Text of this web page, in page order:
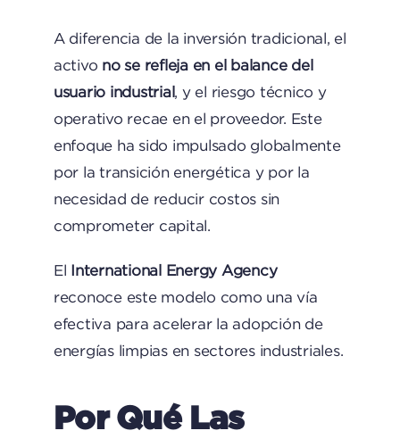
A diferencia de la inversión tradicional, el
activo no se refleja en el balance del
usuario industrial , y el riesgo técnico y
operativo recae en el proveedor. Este
enfoque ha sido impulsado globalmente
por la transición energética y por la
necesidad de reducir costos sin
comprometer capital.
El International Energy Agency
reconoce este modelo como una vía
efectiva para acelerar la adopción de
energías limpias en sectores industriales.
Por Qué Las